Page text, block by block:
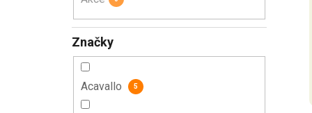
Značky
Acavallo 5